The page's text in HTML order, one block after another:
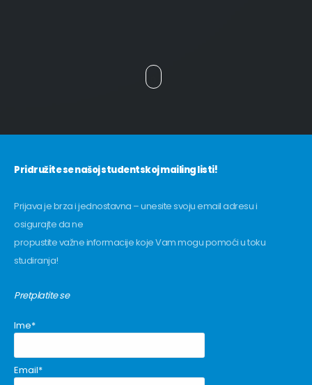
Pridružite se našoj studentskoj mailing listi!
Prijava je brza i jednostavna – unesite svoju email adresu i
osigurajte da ne
propustite važne informacije koje Vam mogu pomoći u toku
studiranja!
Pretplatite se
Ime*
Email*